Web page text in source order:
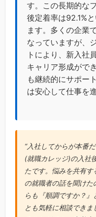
す。この長期的な
後定着率は92.1%
ます。多くの企業
なっていますが、
トにより、新入社
キャリア形成がで
も継続的にサポー
は安心して仕事を
“入社してからが本番
(就職カレッジ)の入社
たです。悩みを共有
の就職者の話を聞け
らも『順調ですか？
とも気軽に相談でき